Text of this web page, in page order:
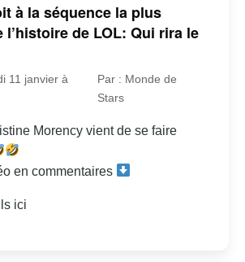
à la séquence la plus
l’histoire de LOL: Qui rira le
11 janvier à
Par : Monde de
Stars
Morency vient de se faire
en commentaires
ici